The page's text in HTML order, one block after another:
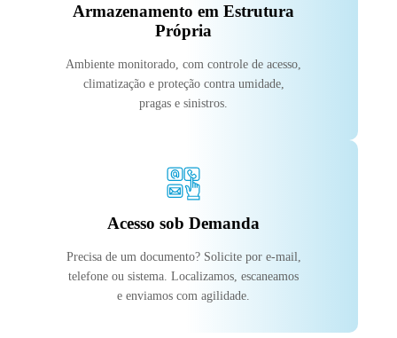
Armazenamento em Estrutura
Própria
Ambiente monitorado, com controle de acesso,
climatização e proteção contra umidade,
pragas e sinistros.
Acesso sob Demanda
Precisa de um documento? Solicite por e-mail,
telefone ou sistema. Localizamos, escaneamos
e enviamos com agilidade.